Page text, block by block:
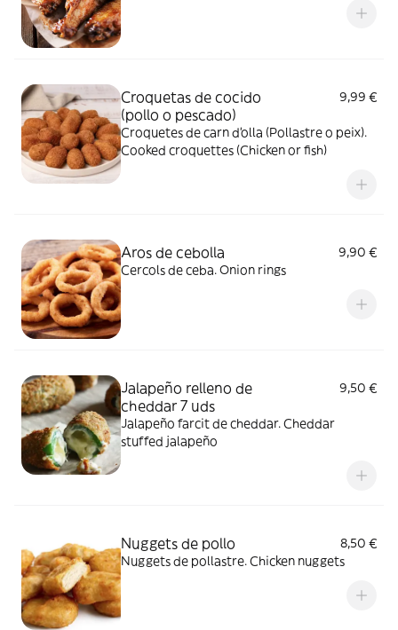
Croquetas de cocido
(pollo o pescado)
9,99 €
Croquetes de carn d'olla (Pollastre o peix).
Cooked croquettes (Chicken or fish)
Aros de cebolla
9,90 €
Cercols de ceba. Onion rings
Jalapeño relleno de
cheddar 7 uds
9,50 €
Jalapeño farcit de cheddar. Cheddar
stuffed jalapeño
Nuggets de pollo
8,50 €
Nuggets de pollastre. Chicken nuggets